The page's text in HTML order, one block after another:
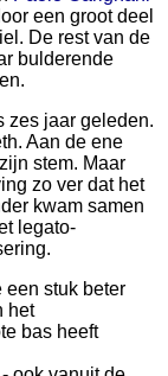
een groot deel
De rest van de
bulderende
zes jaar geleden.
Aan de ene
stem. Maar
zo ver dat het
kwam samen
legato-
een stuk beter
het
bas heeft